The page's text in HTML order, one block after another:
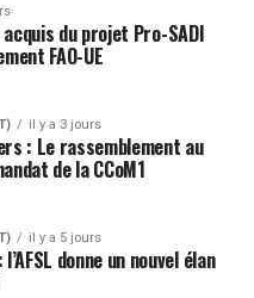
du projet Pro-SADI
FAO-UE
il y a 3 jours
: Le rassemblement au
de la CCoM1
il y a 5 jours
donne un nouvel élan